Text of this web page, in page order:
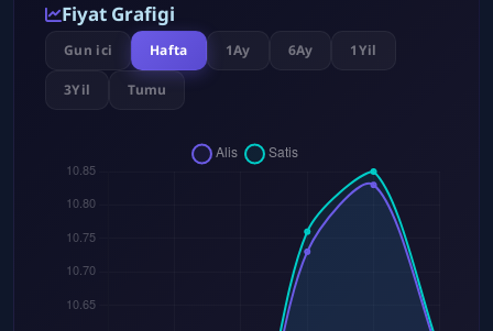
Fiyat Grafigi
Gun ici Hafta 1Ay 6Ay 1Yil
3Yil Tumu